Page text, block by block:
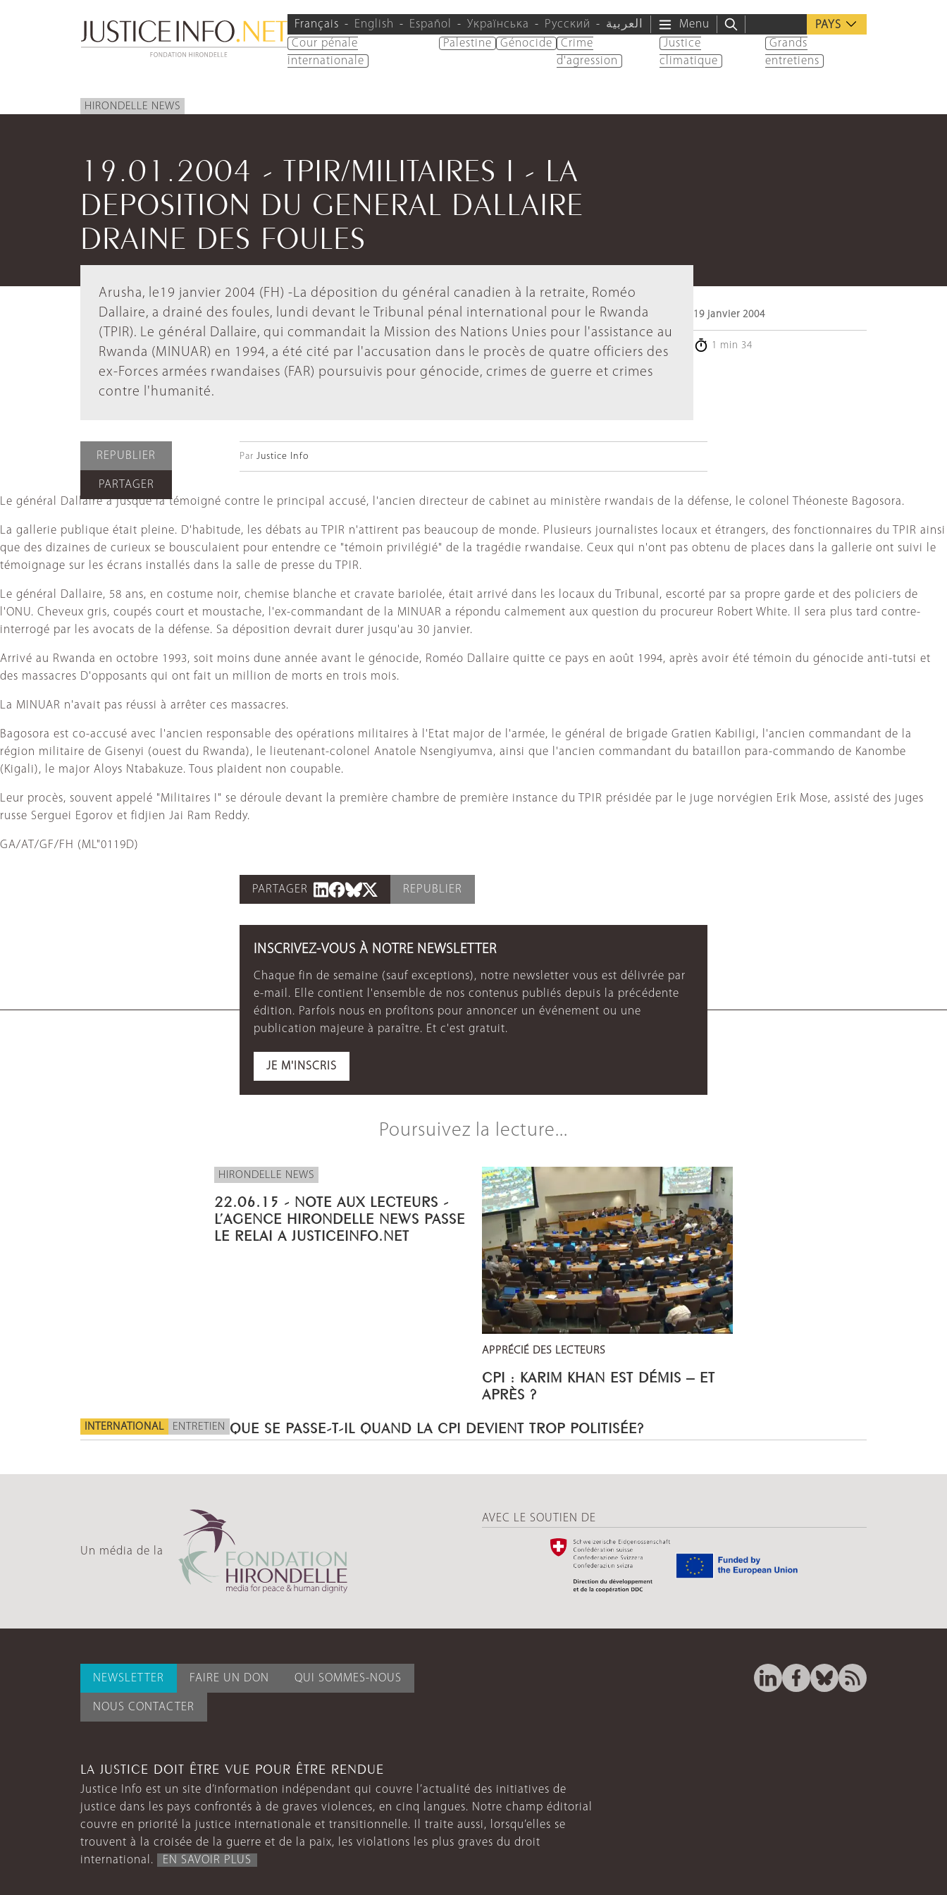
Français English Español Українська Русский العربية Menu
PAYS
Cour pénale
internationale
Palestine Génocide
Crime
d'agression
Justice
climatique
Grands
entretiens
HIRONDELLE NEWS
19.01.2004 - TPIR/MILITAIRES I - LA
DEPOSITION DU GENERAL DALLAIRE
DRAINE DES FOULES
Arusha, le19 janvier 2004 (FH) -La déposition du général canadien à la retraite, Roméo
Dallaire, a drainé des foules, lundi devant le Tribunal pénal international pour le Rwanda
(TPIR). Le général Dallaire, qui commandait la Mission des Nations Unies pour l'assistance au
Rwanda (MINUAR) en 1994, a été cité par l'accusation dans le procès de quatre officiers des
ex-Forces armées rwandaises (FAR) poursuivis pour génocide, crimes de guerre et crimes
contre l'humanité.
19 janvier 2004
1 min 34
REPUBLIER
PARTAGER
Par Justice Info
Le général Dallaire a jusque là témoigné contre le principal accusé, l'ancien directeur de cabinet au ministère rwandais de la défense, le colonel Théoneste Bagosora.
La gallerie publique était pleine. D'habitude, les débats au TPIR n'attirent pas beaucoup de monde. Plusieurs journalistes locaux et étrangers, des fonctionnaires du TPIR ainsi
que des dizaines de curieux se bousculaient pour entendre ce "témoin privilégié" de la tragédie rwandaise. Ceux qui n'ont pas obtenu de places dans la gallerie ont suivi le
témoignage sur les écrans installés dans la salle de presse du TPIR.
Le général Dallaire, 58 ans, en costume noir, chemise blanche et cravate bariolée, était arrivé dans les locaux du Tribunal, escorté par sa propre garde et des policiers de
l'ONU. Cheveux gris, coupés court et moustache, l'ex-commandant de la MINUAR a répondu calmement aux question du procureur Robert White. Il sera plus tard contre-
interrogé par les avocats de la défense. Sa déposition devrait durer jusqu'au 30 janvier.
Arrivé au Rwanda en octobre 1993, soit moins dune année avant le génocide, Roméo Dallaire quitte ce pays en août 1994, après avoir été témoin du génocide anti-tutsi et
des massacres D'opposants qui ont fait un million de morts en trois mois.
La MINUAR n'avait pas réussi à arrêter ces massacres.
Bagosora est co-accusé avec l'ancien responsable des opérations militaires à l'Etat major de l'armée, le général de brigade Gratien Kabiligi, l'ancien commandant de la
région militaire de Gisenyi (ouest du Rwanda), le lieutenant-colonel Anatole Nsengiyumva, ainsi que l'ancien commandant du bataillon para-commando de Kanombe
(Kigali), le major Aloys Ntabakuze. Tous plaident non coupable.
Leur procès, souvent appelé "Militaires I" se déroule devant la première chambre de première instance du TPIR présidée par le juge norvégien Erik Mose, assisté des juges
russe Serguei Egorov et fidjien Jai Ram Reddy.
GA/AT/GF/FH (ML"0119D)
PARTAGER REPUBLIER
INSCRIVEZ-VOUS À NOTRE NEWSLETTER
Chaque fin de semaine (sauf exceptions), notre newsletter vous est délivrée par
e-mail. Elle contient l'ensemble de nos contenus publiés depuis la précédente
édition. Parfois nous en profitons pour annoncer un événement ou une
publication majeure à paraître. Et c'est gratuit.
JE M'INSCRIS
Poursuivez la lecture...
HIRONDELLE NEWS
22.06.15 - NOTE AUX LECTEURS -
L’AGENCE HIRONDELLE NEWS PASSE
LE RELAI A JUSTICEINFO.NET
APPRÉCIÉ DES LECTEURS
CPI : KARIM KHAN EST DÉMIS – ET
APRÈS ?
INTERNATIONAL ENTRETIEN QUE SE PASSE-T-IL QUAND LA CPI DEVIENT TROP POLITISÉE?
Un média de la
AVEC LE SOUTIEN DE
NEWSLETTER FAIRE UN DON QUI SOMMES-NOUS
NOUS CONTACTER
LA JUSTICE DOIT ÊTRE VUE POUR ÊTRE RENDUE
Justice Info est un site d’information indépendant qui couvre l’actualité des initiatives de
justice dans les pays confrontés à de graves violences, en cinq langues. Notre champ éditorial
couvre en priorité la justice internationale et transitionnelle. Il traite aussi, lorsqu’elles se
trouvent à la croisée de la guerre et de la paix, les violations les plus graves du droit
international.
EN SAVOIR PLUS